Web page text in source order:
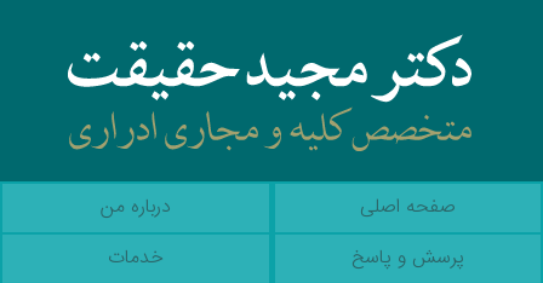
صفحه اصلی
درباره من
پرسش و پاسخ
خدمات